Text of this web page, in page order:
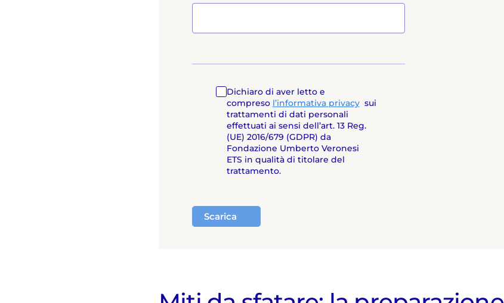
Dichiaro di aver letto e
compreso l’informativa privacysui
trattamenti di dati personali
effettuati ai sensi dell’art. 13 Reg.
(UE) 2016/679 (GDPR) da
Fondazione Umberto Veronesi
ETS in qualità di titolare del
trattamento.
Scarica